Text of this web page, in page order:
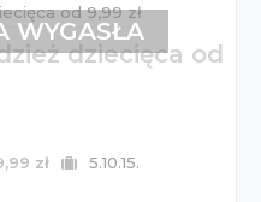
dziecięca od
zł
5.10.15.
WYGASŁA